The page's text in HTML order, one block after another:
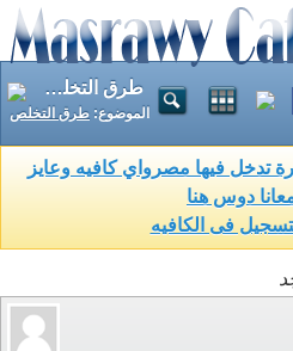
طرق التخلص من التثدي عند الرجال
الموضوع: طرق التخلص
تدخل فيها مصرواي كافيه وعايز
دوس هنا
فى الكافيه